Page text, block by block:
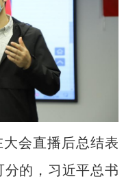
会直播后总结表
的，习近平总书